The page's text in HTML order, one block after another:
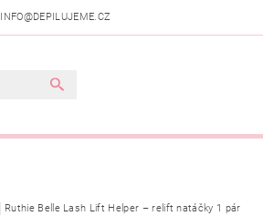
INFO@DEPILUJEME.CZ
Ruthie Belle Lash Lift Helper – relift natáčky 1 pár